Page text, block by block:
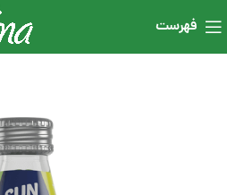
فهرست